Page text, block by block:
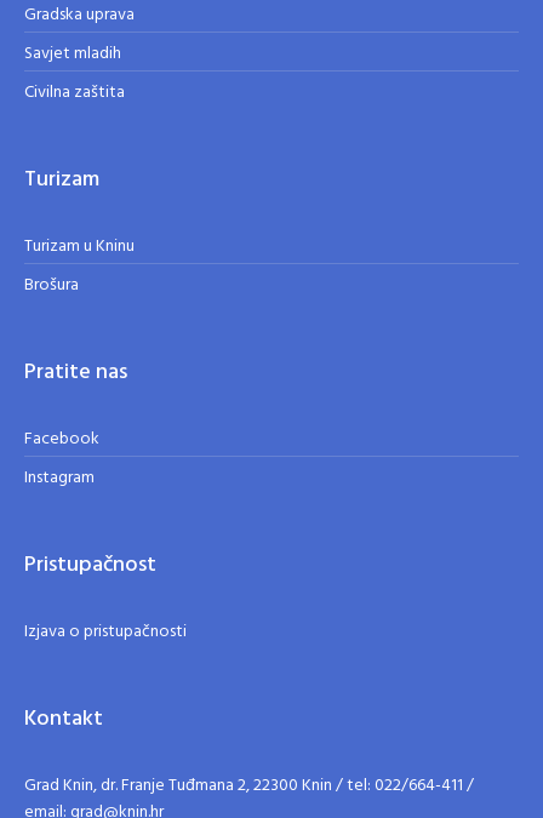
Gradska uprava
Savjet mladih
Civilna zaštita
Turizam
Turizam u Kninu
Brošura
Pratite nas
Facebook
Instagram
Pristupačnost
Izjava o pristupačnosti
Kontakt
Grad Knin, dr. Franje Tuđmana 2, 22300 Knin / tel: 022/664-411 /